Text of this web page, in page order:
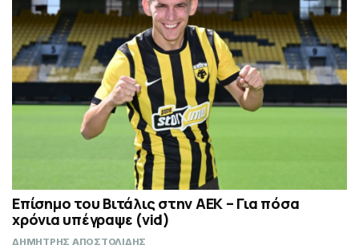
Επίσημο του Βιτάλις στην ΑΕΚ – Για πόσα
χρόνια υπέγραψε (vid)
ΔΗΜΗΤΡΗΣ ΑΠΟΣΤΟΛΙΔΗΣ